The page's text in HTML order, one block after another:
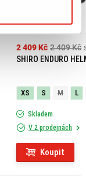
Výpredaj
2 409 Kč
2 409 Kč
SHIRO ENDURO
XS S M L
Skladem
V 2 prodejnách
Koupit